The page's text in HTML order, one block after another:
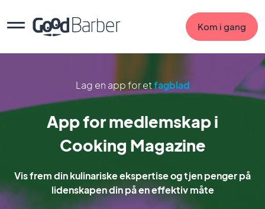
Kom i gang
Lag en app for etfagblad
App for medlemskap i
Cooking Magazine
Vis frem din kulinariske ekspertise og tjen penger på
lidenskapen din på en effektiv måte